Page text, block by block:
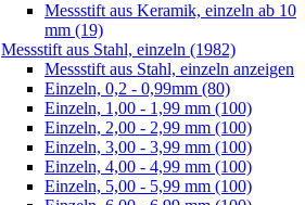
Messstift aus Keramik, einzeln ab 10
mm (19)
Messstift aus Stahl, einzeln (1982)
Messstift aus Stahl, einzeln anzeigen
Einzeln, 0,2 - 0,99mm (80)
Einzeln, 1,00 - 1,99 mm (100)
Einzeln, 2,00 - 2,99 mm (100)
Einzeln, 3,00 - 3,99 mm (100)
Einzeln, 4,00 - 4,99 mm (100)
Einzeln, 5,00 - 5,99 mm (100)